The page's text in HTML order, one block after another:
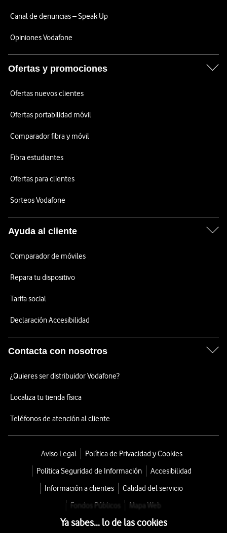
Canal de denuncias – Speak Up
Opiniones Vodafone
Ofertas y promociones
Ofertas nuevos clientes
Ofertas portabilidad móvil
Comparador fibra y móvil
Fibra estudiantes
Ofertas para clientes
Sorteos Vodafone
Ayuda al cliente
Comparador de móviles
Repara tu dispositivo
Tarifa social
Declaración Accesibilidad
Contacta con nosotros
¿Quieres ser distribuidor Vodafone?
Localiza tu tienda física
Teléfonos de atención al cliente
Aviso Legal
Política de Privacidad y Cookies
Política Seguridad de Información
Accesibilidad
Información a clientes
Calidad del servicio
Fondos Públicos
Mapa Web
Ya sabes... lo de las cookies